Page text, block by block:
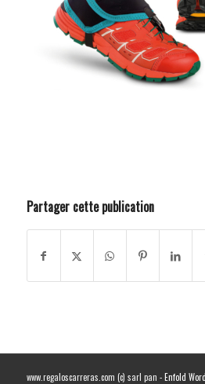
Partager cette publication
www.regaloscarreras.com (c) sarl pan -Enfold